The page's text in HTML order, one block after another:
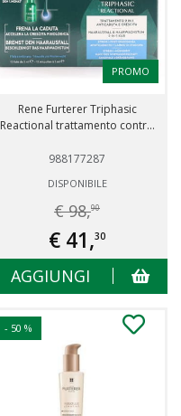
PROMO
Rene Furterer Triphasic
Reactional trattamento contr...
988177287
DISPONIBILE
€ 98,90
€ 41,30
AGGIUNGI
- 50 %